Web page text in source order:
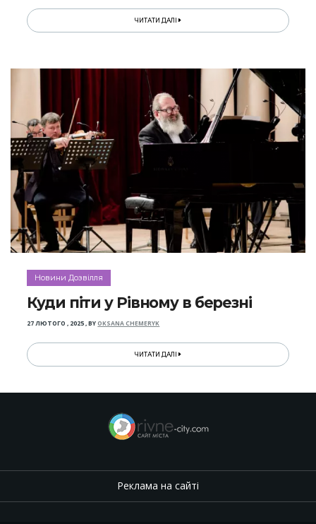
ЧИТАТИ ДАЛІ
Новини Дозвілля
Куди піти у Рівному в березні
27 ЛЮТОГО , 2025,BYOKSANA CHEMERYK
ЧИТАТИ ДАЛІ
Реклама на сайті